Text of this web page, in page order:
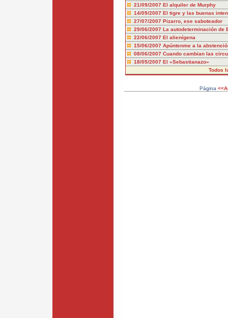
21/09/2007 El alquiler de Murphy
14/09/2007 El tigre y las buenas
27/07/2007 Pizarro, ese saboteador
29/06/2007 La autodeterminación de
22/06/2007 El alienígena
15/06/2007 Apúntenme a la
08/06/2007 Cuando cambian las
18/05/2007 El «Sebastianazo»
Todos
Página